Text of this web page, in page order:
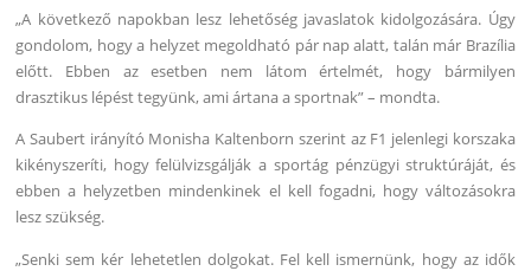
„A következő napokban lesz lehetőség javaslatok kidolgozására. Úgy
gondolom, hogy a helyzet megoldható pár nap alatt, talán már Brazília
előtt. Ebben az esetben nem látom értelmét, hogy bármilyen
drasztikus lépést tegyünk, ami ártana a sportnak” – mondta.
A Saubert irányító Monisha Kaltenborn szerint az F1 jelenlegi korszaka
kikényszeríti, hogy felülvizsgálják a sportág pénzügyi struktúráját, és
ebben a helyzetben mindenkinek el kell fogadni, hogy változásokra
lesz szükség.
„Senki sem kér lehetetlen dolgokat. Fel kell ismernünk, hogy az idők